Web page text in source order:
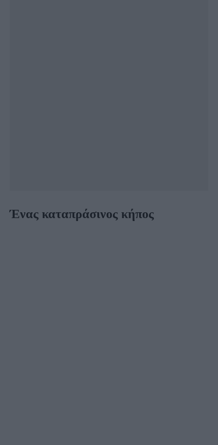
Ένας καταπράσινος κήπος